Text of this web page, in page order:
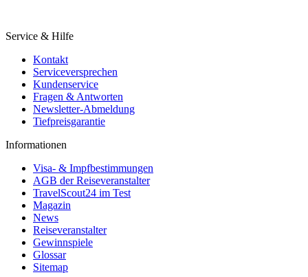
Service & Hilfe
Kontakt
Serviceversprechen
Kundenservice
Fragen & Antworten
Newsletter-Abmeldung
Tiefpreisgarantie
Informationen
Visa- & Impfbestimmungen
AGB der Reiseveranstalter
TravelScout24 im Test
Magazin
News
Reiseveranstalter
Gewinnspiele
Glossar
Sitemap